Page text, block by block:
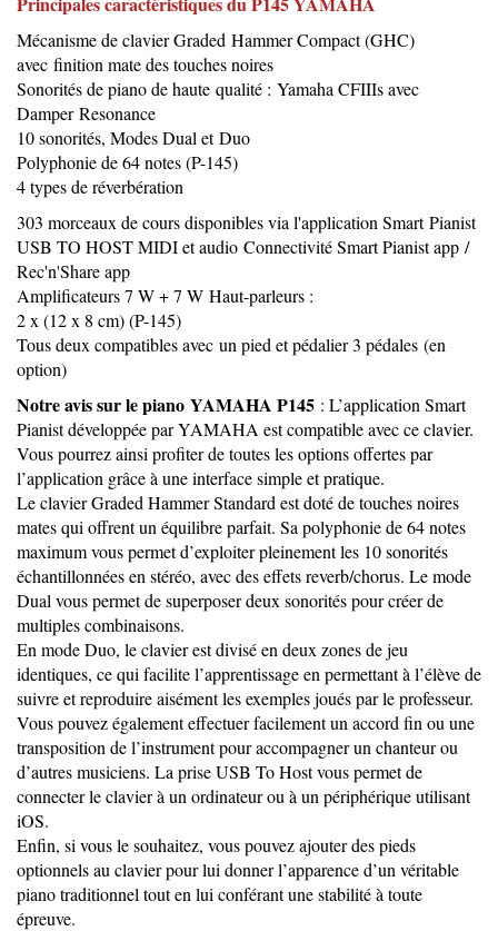
Mécanisme de clavier Graded Hammer Compact (GHC)
avec finition mate des touches noires
Sonorités de piano de haute qualité : Yamaha CFIIIs avec
Damper Resonance
10 sonorités, Modes Dual et Duo
Polyphonie de 64 notes (P-145)
4 types de réverbération
303 morceaux de cours disponibles via l'application Smart Pianist
USB TO HOST MIDI et audio Connectivité Smart Pianist app /
Rec'n'Share app
Amplificateurs 7 W + 7 W Haut-parleurs :
2 x (12 x 8 cm) (P-145)
Tous deux compatibles avec un pied et pédalier 3 pédales (en
option)
Notre avis sur le piano YAMAHA P145 : L’application Smart
Pianist développée par YAMAHA est compatible avec ce clavier.
Vous pourrez ainsi profiter de toutes les options offertes par
l’application grâce à une interface simple et pratique.
Le clavier Graded Hammer Standard est doté de touches noires
mates qui offrent un équilibre parfait. Sa polyphonie de 64 notes
maximum vous permet d’exploiter pleinement les 10 sonorités
échantillonnées en stéréo, avec des effets reverb/chorus. Le mode
Dual vous permet de superposer deux sonorités pour créer de
multiples combinaisons.
En mode Duo, le clavier est divisé en deux zones de jeu
identiques, ce qui facilite l’apprentissage en permettant à l’élève de
suivre et reproduire aisément les exemples joués par le professeur.
Vous pouvez également effectuer facilement un accord fin ou une
transposition de l’instrument pour accompagner un chanteur ou
d’autres musiciens. La prise USB To Host vous permet de
connecter le clavier à un ordinateur ou à un périphérique utilisant
iOS.
Enfin, si vous le souhaitez, vous pouvez ajouter des pieds
optionnels au clavier pour lui donner l’apparence d’un véritable
piano traditionnel tout en lui conférant une stabilité à toute
épreuve.